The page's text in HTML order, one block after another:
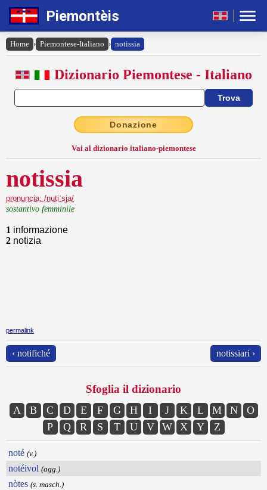
Piemontèis
Home › Piemontese-Italiano › notissia
Dizionario Piemontese - Italiano
Donazione
Vai al dizionario italiano-piemontese
notissia
pronuncia: /nutiˈsja/
sostantivo femminile
1 informazione
2 notizia
permalink
‹ notifiché notissiari ›
Sfoglia il dizionario
A B C D E F G H I J K L M N
O
P
Q R S T U V W X Y Z
noté (v.)
notéivol (agg.)
nòtes (s. masch.)